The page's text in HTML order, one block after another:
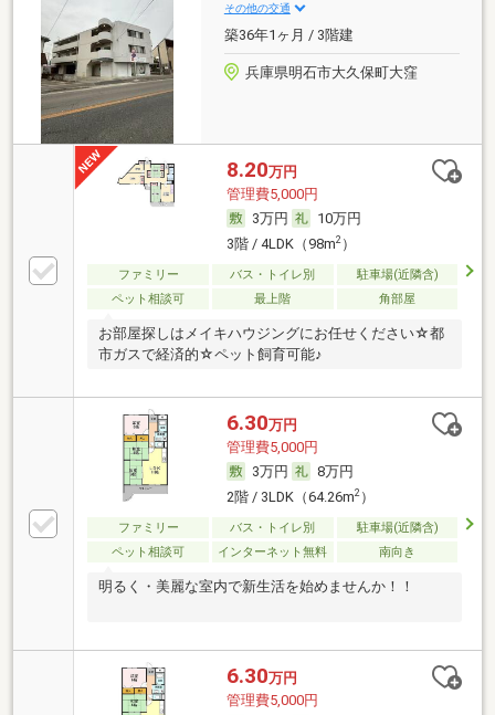
その他の交通
築36年1ヶ月 / 3階建
兵庫県明石市大久保町大窪
8.20万円
管理費5,000円
3万円
10万円
3階 / 4LDK（98m2）
ファミリー バス・トイレ別
駐車場(近隣含)
ペット相談可
最上階 角部屋
お部屋探しはメイキハウジングにお任せください☆都
市ガスで経済的☆ペット飼育可能♪
6.30万円
管理費5,000円
3万円
8万円
2階 / 3LDK（64.26m2）
ファミリー バス・トイレ別
駐車場(近隣含)
ペット相談可
インターネット無料 南向き
明るく・美麗な室内で新生活を始めませんか！！
6.30万円
管理費5,000円